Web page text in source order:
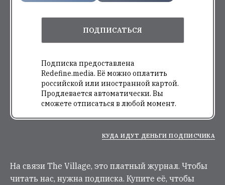
ПОДПИСАТЬСЯ
Подписка предоставлена
Redefine.media. Её можно оплатить
российской или иностранной картой.
Продлевается автоматически. Вы
сможете отписаться в любой момент.
КУДА ИДУТ ДЕНЬГИ ПОДПИСЧИКА
На связи The Village, это платный журнал. Чтобы
читать нас, нужна подписка. Купите её, чтобы